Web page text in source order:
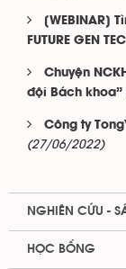
[WEBINAR]
FUTURE GEN
Chuyện
đội Bách khoa”
Công ty
(27/06/2022)
NGHIÊN CỨU -
HỌC BỔNG